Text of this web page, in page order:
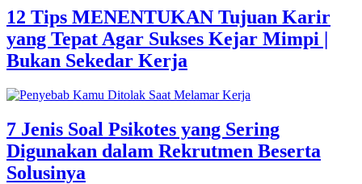
12 Tips MENENTUKAN Tujuan Karir
yang Tepat Agar Sukses Kejar Mimpi |
Bukan Sekedar Kerja
7 Jenis Soal Psikotes yang Sering
Digunakan dalam Rekrutmen Beserta
Solusinya